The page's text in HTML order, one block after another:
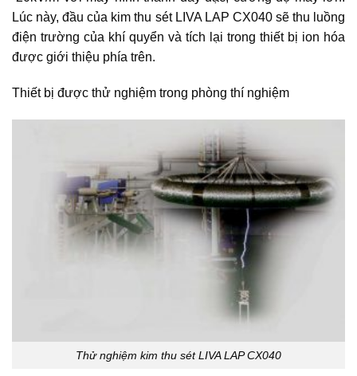
Lúc này, đầu của kim thu sét LIVA LAP CX040 sẽ thu luồng
điện trường của khí quyển và tích lại trong thiết bị ion hóa
được giới thiệu phía trên.
Thiết bị được thử nghiệm trong phòng thí nghiệm
Thử nghiệm kim thu sét LIVA LAP CX040